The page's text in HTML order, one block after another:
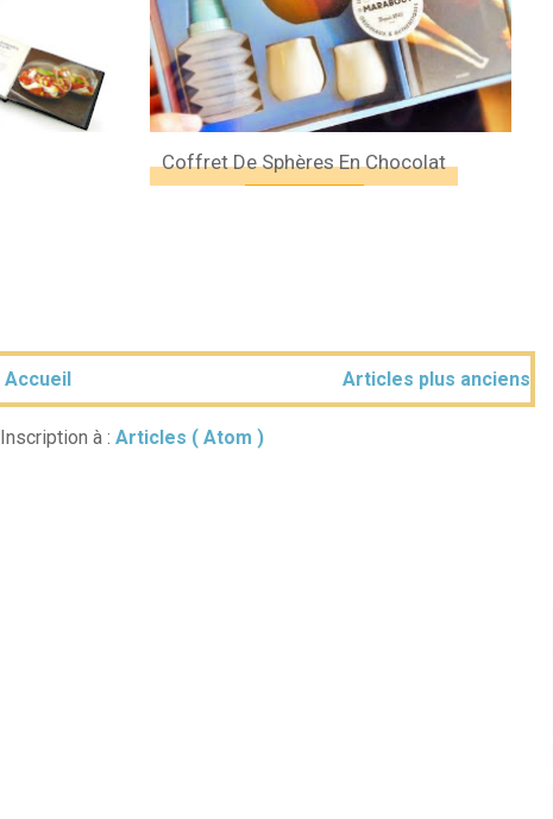
Coffret De Sphères En Chocolat
Articles plus anciens
Accueil
Inscription à :Articles ( Atom )